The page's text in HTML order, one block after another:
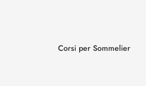
Corsi per Sommelier